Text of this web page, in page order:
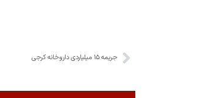
جریمه ۱۵ میلیاردی داروخانه کرجی